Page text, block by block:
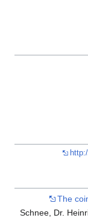
The
Schnee, Dr.